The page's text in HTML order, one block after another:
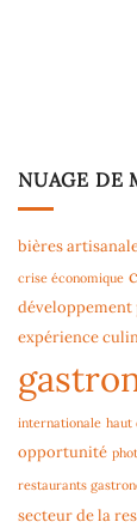
NUAGE DE
bières
crise économique
développement
expérience
internationale haut
opportunité
restaurants
secteur de la